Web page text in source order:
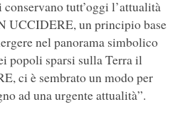
tutt’oggi l’attualità
UCCIDERE, un principio base
nel panorama simbolico
popoli sparsi sulla Terra il
ci è sembrato un modo per
ad una urgente attualità”.